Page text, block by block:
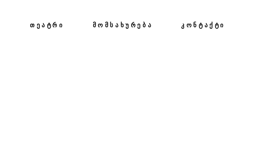
ᲗᲔᲐᲢᲠᲘ ᲛᲝᲛᲡᲐᲮᲣᲠᲔᲑᲐ ᲙᲝᲜᲢᲐᲥᲢᲘ